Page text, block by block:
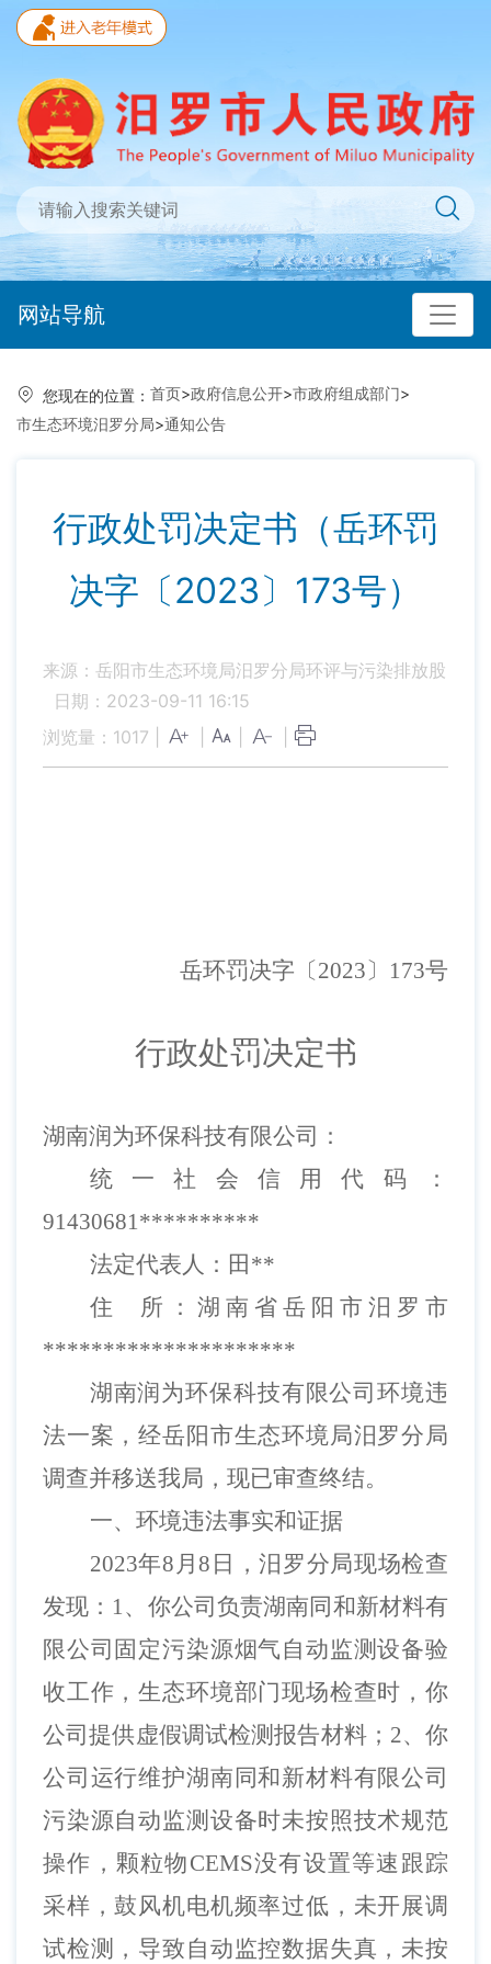
网站导航
您现在的位置： 首页>政府信息公开>市政府组成部门>
市生态环境汨罗分局>通知公告
行政处罚决定书（岳环罚
决字〔2023〕173号）
来源：岳阳市生态环境局汨罗分局环评与污染排放股
日期：2023-09-11 16:15
浏览量： 1017
岳环罚决字〔2023〕 173号
行政处罚决定书
湖南润为环保科技有限公司：
统一社会信用代码：
91430681**********
法定代表人：田**
住
所：湖南省岳阳市汨罗市
*********************
湖南润为环保科技有限公司环境违
法一案，经岳阳市生态环境局汨罗分局
调查并移送我局，现已审查终结。
一、环境违法事实和证据
2023年8月8日，汨罗分局现场检查
发现：1、你公司负责湖南同和新材料有
限公司固定污染源烟气自动监测设备验
收工作，生态环境部门现场检查时，你
公司提供虚假调试检测报告材料；2、你
公司运行维护湖南同和新材料有限公司
污染源自动监测设备时未按照技术规范
操作，颗粒物CEMS没有设置等速跟踪
采样，鼓风机电机频率过低，未开展调
试检测，导致自动监控数据失真，未按